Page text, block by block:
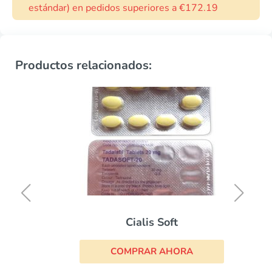
estándar) en pedidos superiores a €172.19
Productos relacionados:
Cialis Soft
COMPRAR AHORA